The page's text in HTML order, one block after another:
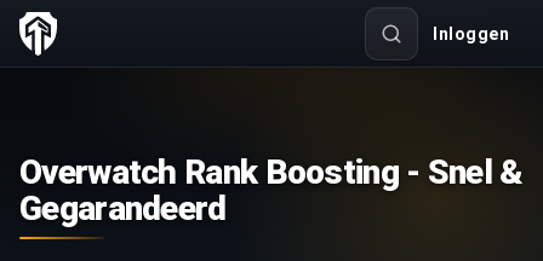
Inloggen
Overwatch Rank Boosting - Snel &
Gegarandeerd